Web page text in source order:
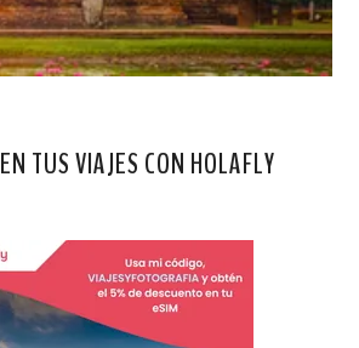
TUS VIAJES CON HOLAFLY